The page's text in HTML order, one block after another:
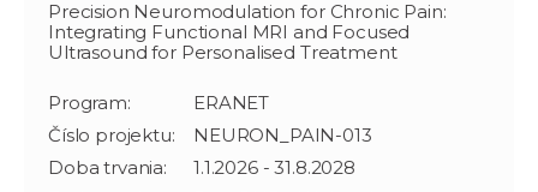
Precision Neuromodulation for Chronic Pain:
Integrating Functional MRI and Focused
Ultrasound for Personalised Treatment
Program:
ERANET
Číslo projektu:
NEURON_PAIN-013
Doba trvania:
1.1.2026 - 31.8.2028